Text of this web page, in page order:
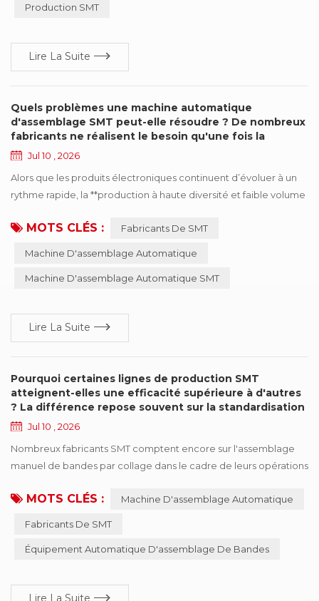
bande un facteur de plus en plus ...
Production SMT
Lire La Suite
Quels problèmes une machine automatique
d'assemblage SMT peut-elle résoudre ? De nombreux
fabricants ne réalisent le besoin qu'une fois la
production développée
Jul 10 , 2026
Alors que les produits électroniques continuent d’évoluer à un
rythme rapide, la **production à haute diversité et faible volume
fabricants SMT. Parallèlement, les cycles de vie des produits plus
entraîné des **changements de bobines** plus fréquents sur les
lignes de production SMT. ...
MOTS CLÉS : Fabricants De SMT
Machine D'assemblage Automatique
Machine D'assemblage Automatique SMT
Lire La Suite
Pourquoi certaines lignes de production SMT
atteignent-elles une efficacité supérieure à d'autres
? La différence repose souvent sur la standardisation
de l'assemblage de bandes
Jul 10 , 2026
Nombreux fabricants SMT comptent encore sur l'assemblage
manuel de bandes par collage dans le cadre de leurs opérations
même modèle de production, des machines de placement
tandis que d'autres connaissent fréquemmen...
MOTS CLÉS : Machine D'assemblage Automatique
Fabricants De SMT
Équipement Automatique D'assemblage De Bandes
Lire La Suite